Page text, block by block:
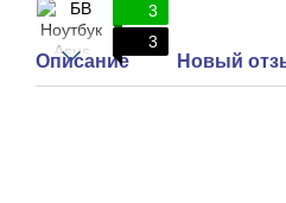
3
3
Описание Новый